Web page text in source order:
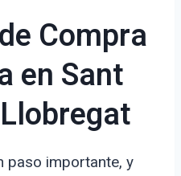
Compra
en Sant
paso importante, y